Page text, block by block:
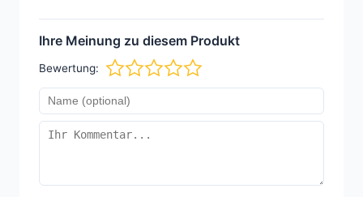
Ihre Meinung zu diesem Produkt
Bewertung: